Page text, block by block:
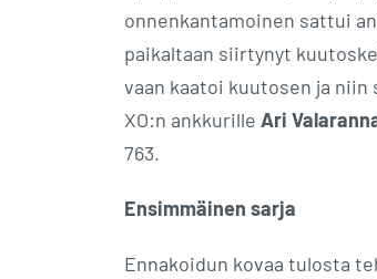
onnenkantamoinen sattui
paikaltaan siirtynyt
vaan kaatoi kuutosen ja
XO:n ankkurille Ari
763.
Ensimmäinen sarja
Ennakoidun kovaa tulosta